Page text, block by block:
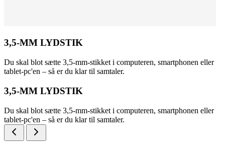
3,5-MM LYDSTIK
Du skal blot sætte 3,5-mm-stikket i computeren, smartphonen eller
tablet-pc'en – så er du klar til samtaler.
3,5-MM LYDSTIK
Du skal blot sætte 3,5-mm-stikket i computeren, smartphonen eller
tablet-pc'en – så er du klar til samtaler.